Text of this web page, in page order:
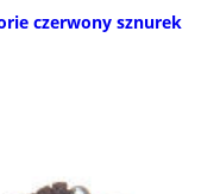
czerwony sznurek